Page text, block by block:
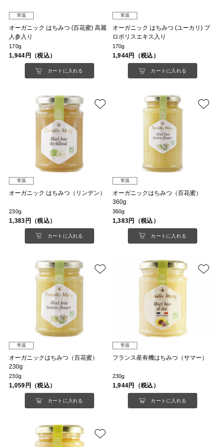
常温
オーガニック はちみつ (百花蜜) 高麗
人参入り
170g
1,944円（税込）
カートに入れる
常温
オーガニック はちみつ (ユーカリ) プ
ロポリスエキス入り
170g
1,944円（税込）
カートに入れる
常温
オーガニック はちみつ（リンデン）
230g
1,383円（税込）
カートに入れる
常温
オーガニックはちみつ（百花蜜）
360g
360g
1,383円（税込）
カートに入れる
常温
オーガニックはちみつ（百花蜜）
230g
230g
1,059円（税込）
カートに入れる
常温
フランス産有機はちみつ（サマー）
230g
1,944円（税込）
カートに入れる